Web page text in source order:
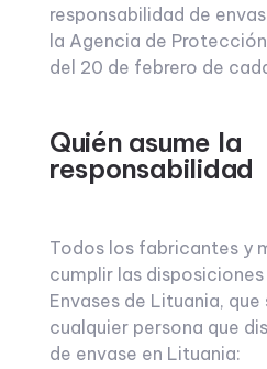
responsabilidad de
la Agencia de
del 20 de febrero de
Quién asume la
responsabilidad
Todos los fabricantes y
cumplir las disposiciones
Envases de Lituania, que
cualquier persona que
de envase en Lituania: